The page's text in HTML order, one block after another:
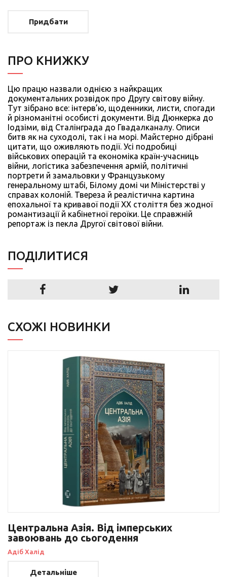
Придбати
ПРО КНИЖКУ
Цю працю назвали однією з найкращих
документальних розвідок про Другу світову війну.
Тут зібрано все: інтерв’ю, щоденники, листи, спогади
й різноманітні особисті документи. Від Дюнкерка до
Іодзіми, від Сталінграда до Гвадалканалу. Описи
битв як на суходолі, так і на морі. Майстерно дібрані
цитати, що оживляють події. Усі подробиці
військових операцій та економіка країн-учасниць
війни, логістика забезпечення армій, політичні
портрети й замальовки у Французькому
генеральному штабі, Білому домі чи Міністерстві у
справах колоній. Твереза й реалістична картина
епохальної та кривавої події ХХ століття без жодної
романтизації й кабінетної героїки. Це справжній
репортаж із пекла Другої світової війни.
ПОДIЛИТИСЯ
СХОЖІ НОВИНКИ
Центральна Азія. Від імперських
завоювань до сьогодення
Адіб Халід
Детальніше